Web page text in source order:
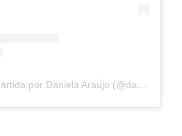
Una publicación compartida por Daniela Araujo (@danyogave)